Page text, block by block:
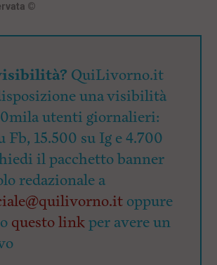
©
QuiLivorno.it
una visibilità
utenti giornalieri:
Fb, 15.500 su Ig e 4.700
il pacchetto banner
redazionale a
oppure
questo linkper avere un